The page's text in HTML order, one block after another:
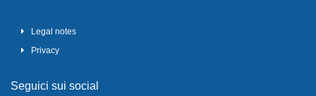
Legal notes
Privacy
Seguici sui social